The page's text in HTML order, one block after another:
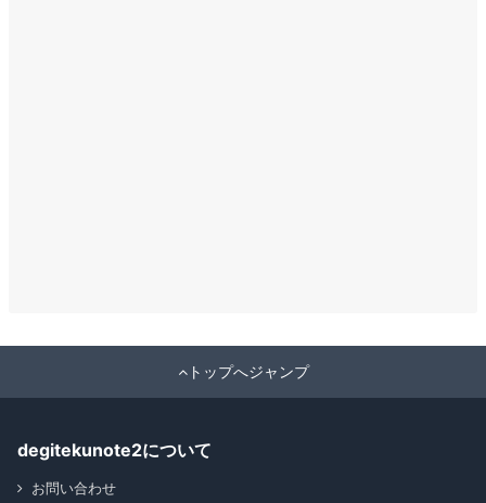
トップへジャンプ
degitekunote2について
お問い合わせ